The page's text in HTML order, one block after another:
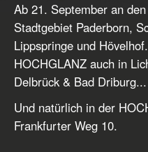
Ab 21. September an
Stadtgebiet Paderborn,
Lippspringe und
HOCHGLANZ auch in
Delbrück & Bad Driburg...
Und natürlich in der
Frankfurter Weg 10.